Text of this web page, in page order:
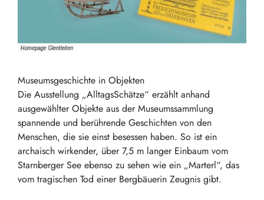
Museumsgeschichte in Objekten
Die Ausstellung „AlltagsSchätze“ erzählt anhand
ausgewählter Objekte aus der Museumssammlung
spannende und berührende Geschichten von den
Menschen, die sie einst besessen haben. So ist ein
archaisch wirkender, über 7,5 m langer Einbaum vom
Starnberger See ebenso zu sehen wie ein „Marterl“, das
vom tragischen Tod einer Bergbäuerin Zeugnis gibt.